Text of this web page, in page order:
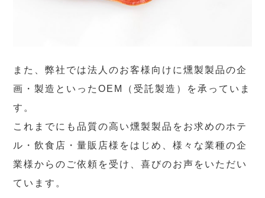
また、弊社では法人のお客様向けに燻製製品の企
画・製造といったOEM（受託製造）を承っていま
す。
これまでにも品質の高い燻製製品をお求めのホテ
ル・飲食店・量販店様をはじめ、様々な業種の企
業様からのご依頼を受け、喜びのお声をいただい
ています。